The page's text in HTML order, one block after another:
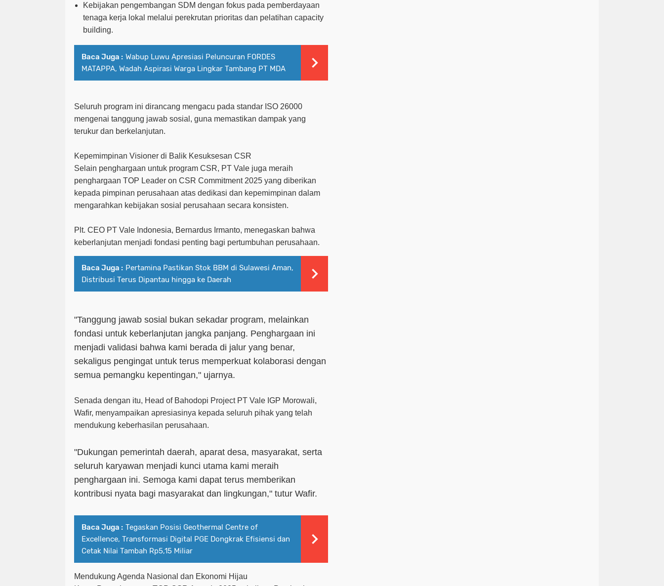
Kebijakan pengembangan SDM dengan fokus pada pemberdayaan
tenaga kerja lokal melalui perekrutan prioritas dan pelatihan capacity
building.
Baca Juga : Wabup Luwu Apresiasi Peluncuran FORDES
MATAPPA, Wadah Aspirasi Warga Lingkar Tambang PT MDA
Seluruh program ini dirancang mengacu pada standar ISO 26000
mengenai tanggung jawab sosial, guna memastikan dampak yang
terukur dan berkelanjutan.
Kepemimpinan Visioner di Balik Kesuksesan CSR
Selain penghargaan untuk program CSR, PT Vale juga meraih
penghargaan TOP Leader on CSR Commitment 2025 yang diberikan
kepada pimpinan perusahaan atas dedikasi dan kepemimpinan dalam
mengarahkan kebijakan sosial perusahaan secara konsisten.
Plt. CEO PT Vale Indonesia, Bernardus Irmanto, menegaskan bahwa
keberlanjutan menjadi fondasi penting bagi pertumbuhan perusahaan.
Baca Juga : Pertamina Pastikan Stok BBM di Sulawesi Aman,
Distribusi Terus Dipantau hingga ke Daerah
"Tanggung jawab sosial bukan sekadar program, melainkan
fondasi untuk keberlanjutan jangka panjang. Penghargaan ini
menjadi validasi bahwa kami berada di jalur yang benar,
sekaligus pengingat untuk terus memperkuat kolaborasi dengan
semua pemangku kepentingan," ujarnya.
Senada dengan itu, Head of Bahodopi Project PT Vale IGP Morowali,
Wafir, menyampaikan apresiasinya kepada seluruh pihak yang telah
mendukung keberhasilan perusahaan.
"Dukungan pemerintah daerah, aparat desa, masyarakat, serta
seluruh karyawan menjadi kunci utama kami meraih
penghargaan ini. Semoga kami dapat terus memberikan
kontribusi nyata bagi masyarakat dan lingkungan," tutur Wafir.
Baca Juga : Tegaskan Posisi Geothermal Centre of
Excellence, Transformasi Digital PGE Dongkrak Efisiensi dan
Cetak Nilai Tambah Rp5,15 Miliar
Mendukung Agenda Nasional dan Ekonomi Hijau